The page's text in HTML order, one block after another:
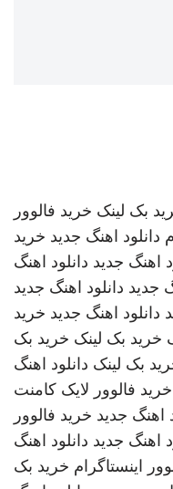
بک لینک خرید فالوور
دانلود اهنگ جدید خرید
اهنگ جدید دانلود اهنگ
جدید دانلود اهنگ جدید
دانلود اهنگ جدید خرید
خرید بک لینک خرید بک
بک لینک دانلود اهنگ
خرید فالوور لایک کامنت
اهنگ جدید خرید فالوور
اهنگ جدید دانلود اهنگ
اینستاگرام خرید بک